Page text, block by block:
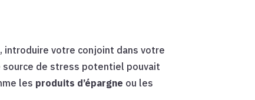
introduire votre conjoint dans votre
source de stress potentiel pouvait
les produits d’épargne ou les